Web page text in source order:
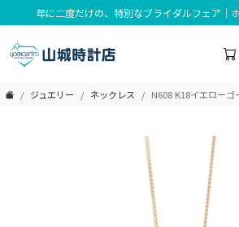
年に二度だけの、特別なブライダルフェア｜
ジュエリー ネックレス N608 K18イエローゴ